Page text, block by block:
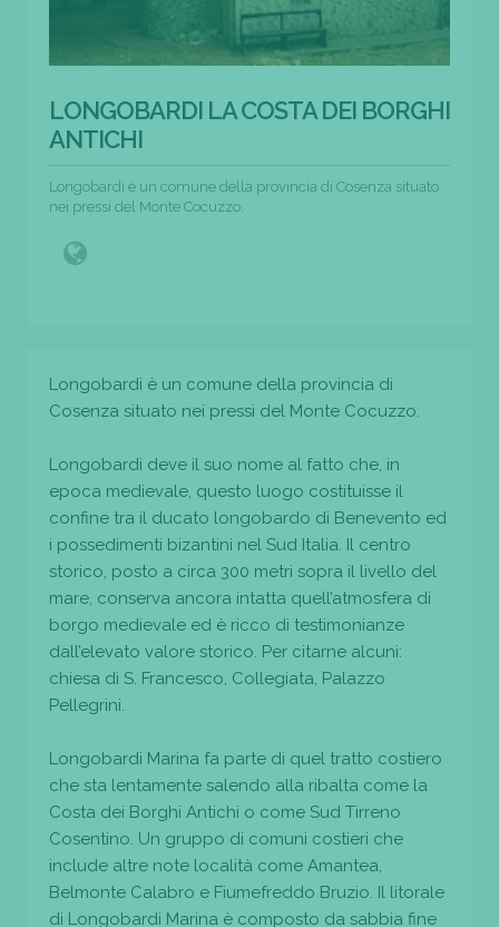
LONGOBARDI LA COSTA DEI BORGHI
ANTICHI
Longobardi è un comune della provincia di Cosenza situato
nei pressi del Monte Cocuzzo.
Longobardi è un comune della provincia di
Cosenza situato nei pressi del Monte Cocuzzo.
Longobardi deve il suo nome al fatto che, in
epoca medievale, questo luogo costituisse il
confine tra il ducato longobardo di Benevento ed
i possedimenti bizantini nel Sud Italia. Il centro
storico, posto a circa 300 metri sopra il livello del
mare, conserva ancora intatta quell’atmosfera di
borgo medievale ed è ricco di testimonianze
dall’elevato valore storico. Per citarne alcuni:
chiesa di S. Francesco, Collegiata, Palazzo
Pellegrini.
Longobardi Marina fa parte di quel tratto costiero
che sta lentamente salendo alla ribalta come la
Costa dei Borghi Antichi o come Sud Tirreno
Cosentino. Un gruppo di comuni costieri che
include altre note località come Amantea,
Belmonte Calabro e Fiumefreddo Bruzio. Il litorale
di Longobardi Marina è composto da sabbia fine